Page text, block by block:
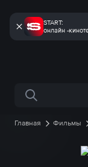
START:
онлайн -
Поиск по сайту
Главная Фильмы